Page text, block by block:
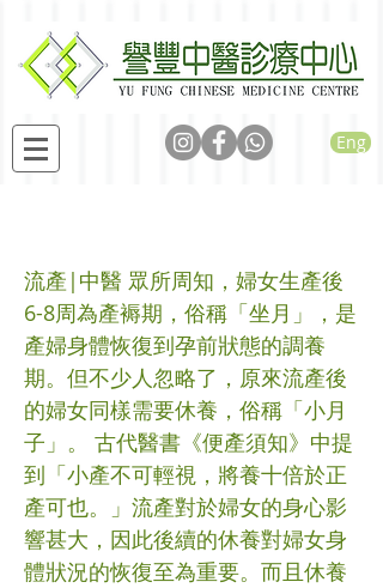
Eng
流產|中醫 眾所周知，婦女生產後
6-8周為產褥期，俗稱「坐月」，是
產婦身體恢復到孕前狀態的調養
期。但不少人忽略了，原來流產後
的婦女同樣需要休養，俗稱「小月
子」。 古代醫書《便產須知》中提
到「小產不可輕視，將養十倍於正
產可也。」流產對於婦女的身心影
響甚大，因此後續的休養對婦女身
體狀況的恢復至為重要。而且休養